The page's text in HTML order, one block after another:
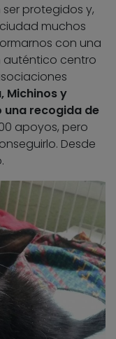
ser protegidos y,
muchos
con una
auténtico centro
Michinos y
una recogida de
apoyos, pero
Desde